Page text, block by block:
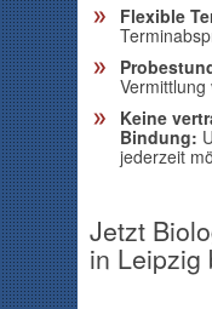
Flexible
Keine
Bindung:
jederzeit
Jetzt
in Leipzig